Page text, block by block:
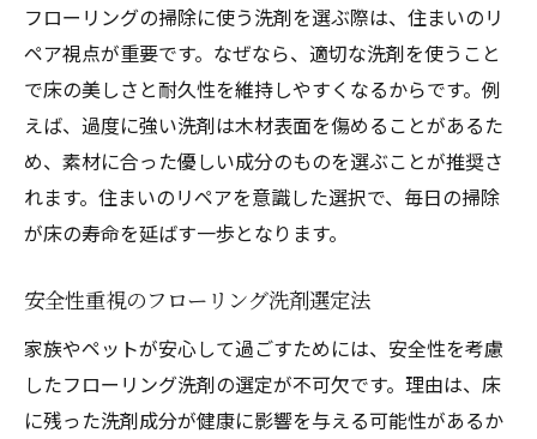
フローリング黒ずみに強い洗剤の選び方
黒ずみ除去に住まいのリペアが有効な理由
おすすめ洗剤で黒ずみを改善する方法
フローリング黒ずみ洗剤の安全な使い方
住まいのリペアで輝きを取り戻すコツ
手作り洗剤で住まいのリペアと床掃除を両立さ
住まいのリペア向け手作り洗剤の作り方
安全安心な手作り洗剤の材料選び
フローリング掃除に適した手作り洗剤
環境に優しい住まいのリペア洗剤実践法
フローリングの掃除に使う洗剤を選ぶ際は、住まいのリ
ペア視点が重要です。なぜなら、適切な洗剤を使うこと
で床の美しさと耐久性を維持しやすくなるからです。例
えば、過度に強い洗剤は木材表面を傷めることがあるた
め、素材に合った優しい成分のものを選ぶことが推奨さ
れます。住まいのリペアを意識した選択で、毎日の掃除
が床の寿命を延ばす一歩となります。
安全性重視のフローリング洗剤選定法
家族やペットが安心して過ごすためには、安全性を考慮
したフローリング洗剤の選定が不可欠です。理由は、床
に残った洗剤成分が健康に影響を与える可能性があるか